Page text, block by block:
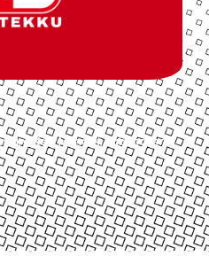
Kec. Mengwi, Kabupaten